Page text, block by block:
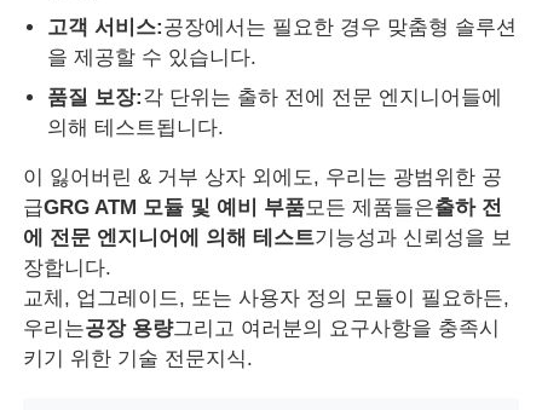
모든 케이스
견적 요청
디볼드 ATM 부품
NCR ATM 부품
Wincor ATM 부품
고객 서비스:공장에서는 필요한 경우 맞춤형 솔루션
을 제공할 수 있습니다.
품질 보장:각 단위는 출하 전에 전문 엔지니어들에
의해 테스트됩니다.
이 잃어버린 & 거부 상자 외에도, 우리는 광범위한 공
급GRG ATM 모듈 및 예비 부품모든 제품들은출하 전
에 전문 엔지니어에 의해 테스트기능성과 신뢰성을 보
장합니다.
교체, 업그레이드, 또는 사용자 정의 모듈이 필요하든,
우리는공장 용량그리고 여러분의 요구사항을 충족시
키기 위한 기술 전문지식.